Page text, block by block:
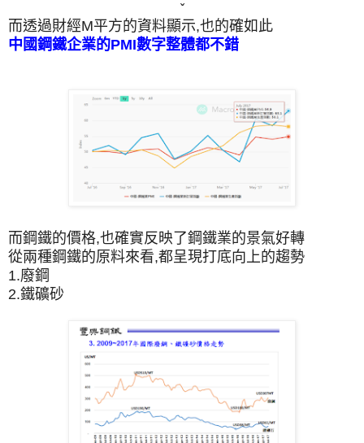
ˇ
而透過財經M平方的資料顯示,也的確如此
中國鋼鐵企業的PMI數字整體都不錯
而鋼鐵的價格,也確實反映了鋼鐵業的景氣好轉
從兩種鋼鐵的原料來看,都呈現打底向上的趨勢
1.廢鋼
2.鐵礦砂